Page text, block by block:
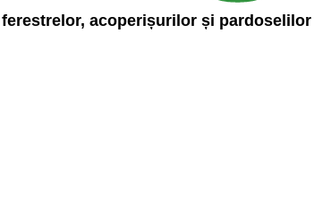
acoperișurilor și pardoselilor